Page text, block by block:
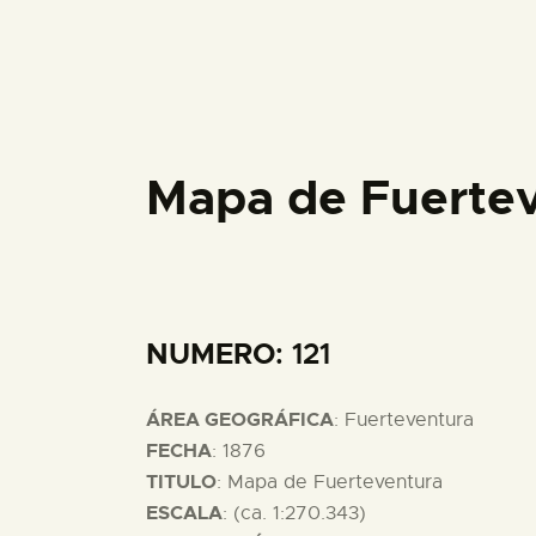
Mapa de
NUMERO: 121
ÁREA GEOGRÁFICA: Fuerteventura
FECHA: 1876
TITULO: Mapa de Fuerteventura
ESCALA: (ca. 1:270.343)